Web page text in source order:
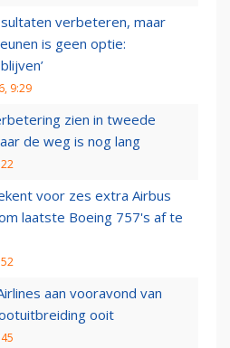
verbeteren, maar
is geen optie:
9:29
zien in tweede
de weg is nog lang
voor zes extra Airbus
laatste Boeing 757's af te
aan vooravond van
ooit